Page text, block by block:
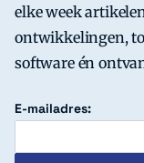
elke week
ontwikkelingen,
software én
E-mailadres: